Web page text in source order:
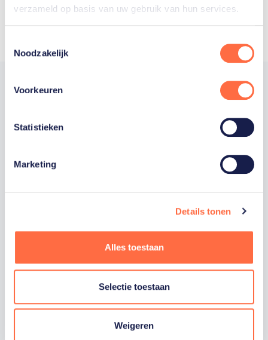
verzameld op basis van uw gebruik van hun services.
Noodzakelijk
Voorkeuren
Statistieken
Marketing
Details tonen
Alles toestaan
Selectie toestaan
Weigeren
Trotse hoofdsponsor
Staatsloterij is trotse hoofdsponsor van
sportiefste land van de wereld maken.